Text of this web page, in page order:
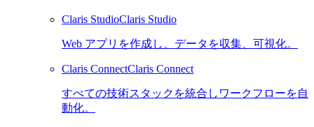
Claris StudioClaris Studio
Web アプリを作成し、データを収集、可視化。
Claris ConnectClaris Connect
すべての技術スタックを統合しワークフローを自
動化。